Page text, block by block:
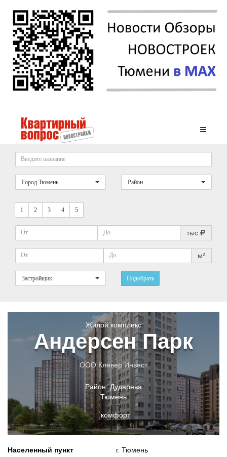
Город Тюмень Район
1 2 3 4 5
тыс.
м²
Застройщик Подобрать
Жилой комплекс
Андерсен Парк
ООО Клевер Инвест
Район:Дударева
Тюмень
комфорт
Населенный пункт
г. Тюмень